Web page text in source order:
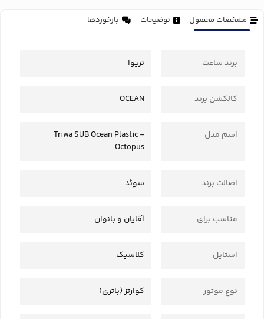
مشخصات محصول توضیحات بازخوردها
برند ساعت تریوا
کالکشن برند OCEAN
اسم مدل
Triwa SUB Ocean Plastic -
Octopus
اصالت برند سوئد
مناسب برای آقایان و بانوان
استایل کلاسیک
نوع موتور کوارتز (باتری)